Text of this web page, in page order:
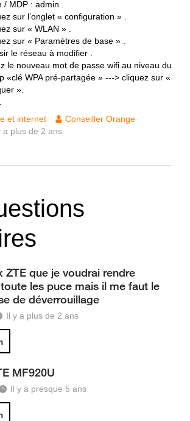
/ MDP : admin .
sur l’onglet « configuration » .
sur « WLAN » .
sur « Paramètres de base » .
le réseau à modifier .
le nouveau mot de passe wifi au niveau du
«clé WPA pré-partagée » ---> cliquez sur «
».
et internet
Conseiller Orange
a plus de 2 ans
ZTE que je voudrai rendre
les puce mais il me faut le
de déverrouillage
Il y a plus de 2 ans
MF920U
Il y a presque 5 ans